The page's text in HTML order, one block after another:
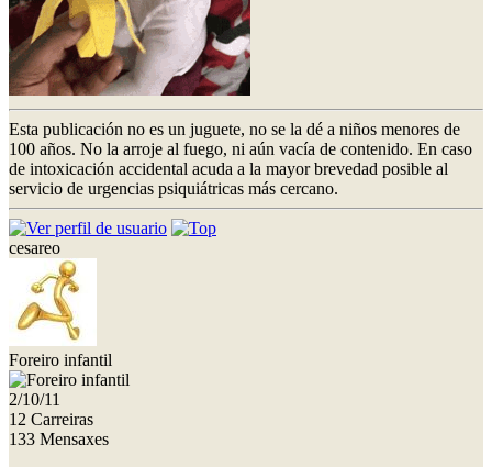
Esta publicación no es un juguete, no se la dé a niños menores de
100 años. No la arroje al fuego, ni aún vacía de contenido. En caso
de intoxicación accidental acuda a la mayor brevedad posible al
servicio de urgencias psiquiátricas más cercano.
cesareo
Foreiro infantil
2/10/11
12 Carreiras
133 Mensaxes